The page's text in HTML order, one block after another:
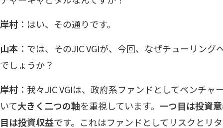
岸村 ：はい、その通りです。
山本 ：では、そのJIC VGIが、今回、なぜチューリン
でしょうか？
岸村 ：我々JIC VGIは、政府系ファンドとしてベンチ
いて大きく二つの軸を重視しています。 一つ目は投資
目は投資収益です。これはファンドとしてリスクとリ